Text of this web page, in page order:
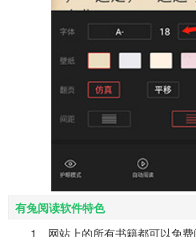
有兔阅读软件特色
1、网站上的所有书籍都可以免